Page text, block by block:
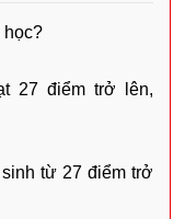
học?
27 điểm trở lên,
từ 27 điểm trở